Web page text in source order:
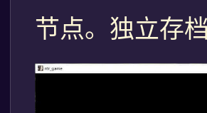
节点。独立存